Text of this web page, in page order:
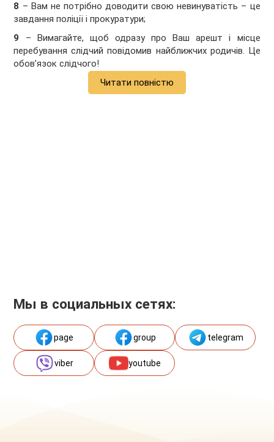
8 – Вам не потрібно доводити свою невинуватість – це
завдання поліції і прокуратури;
9 – Вимагайте, щоб одразу про Ваш арешт і місце
перебування слідчий повідомив найближчих родичів. Це
обов’язок слідчого!
Читати повністю
Мы в социальных сетях:
page group telegram
viber youtube